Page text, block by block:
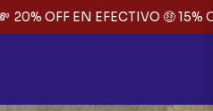
20% OFF EN EFECTIVO 🤑 15%